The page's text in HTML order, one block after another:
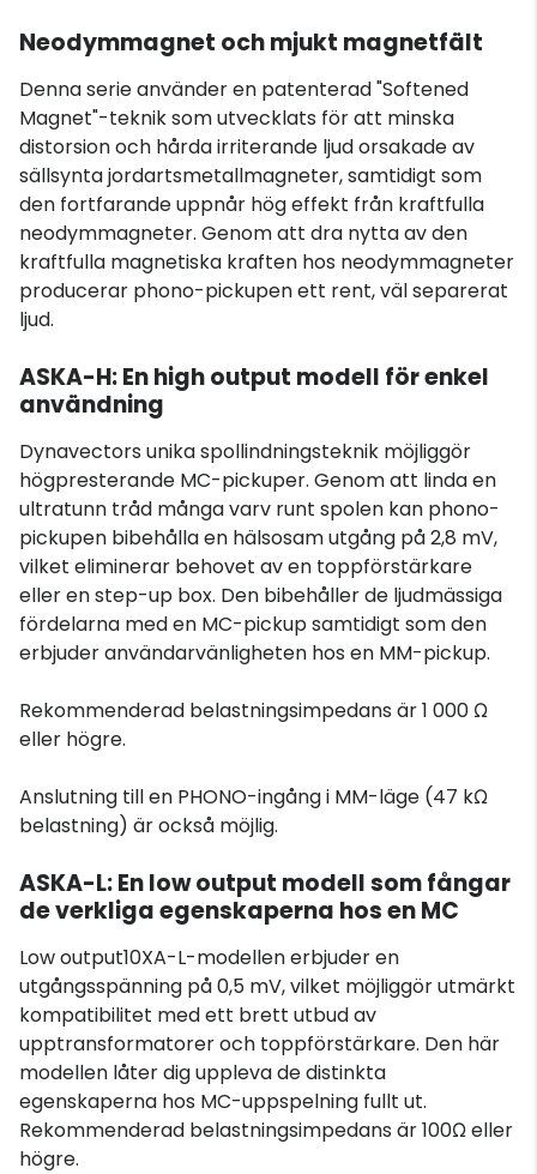
Neodymmagnet och mjukt magnetfält
Denna serie använder en patenterad "Softened
Magnet"-teknik som utvecklats för att minska
distorsion och hårda irriterande ljud orsakade av
sällsynta jordartsmetallmagneter, samtidigt som
den fortfarande uppnår hög effekt från kraftfulla
neodymmagneter. Genom att dra nytta av den
kraftfulla magnetiska kraften hos neodymmagneter
producerar phono-pickupen ett rent, väl separerat
ljud.
ASKA-H: En high output modell för enkel
användning
Dynavectors unika spollindningsteknik möjliggör
högpresterande MC-pickuper. Genom att linda en
ultratunn tråd många varv runt spolen kan phono-
pickupen bibehålla en hälsosam utgång på 2,8 mV,
vilket eliminerar behovet av en toppförstärkare
eller en step-up box. Den bibehåller de ljudmässiga
fördelarna med en MC-pickup samtidigt som den
erbjuder användarvänligheten hos en MM-pickup.
Rekommenderad belastningsimpedans är 1 000 Ω
eller högre.
Anslutning till en PHONO-ingång i MM-läge (47 kΩ
belastning) är också möjlig.
ASKA-L: En low output modell som fångar
de verkliga egenskaperna hos en MC
Low output10XA-L-modellen erbjuder en
utgångsspänning på 0,5 mV, vilket möjliggör utmärkt
kompatibilitet med ett brett utbud av
upptransformatorer och toppförstärkare. Den här
modellen låter dig uppleva de distinkta
egenskaperna hos MC-uppspelning fullt ut.
Rekommenderad belastningsimpedans är 100Ω eller
högre.